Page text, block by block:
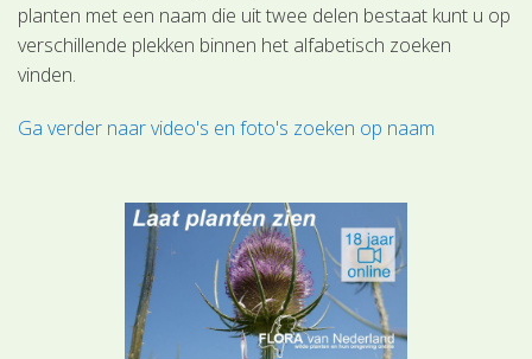
planten met een naam die uit twee delen bestaat kunt u op
verschillende plekken binnen het alfabetisch zoeken
vinden.
Ga verder naar video's en foto's zoeken op naam